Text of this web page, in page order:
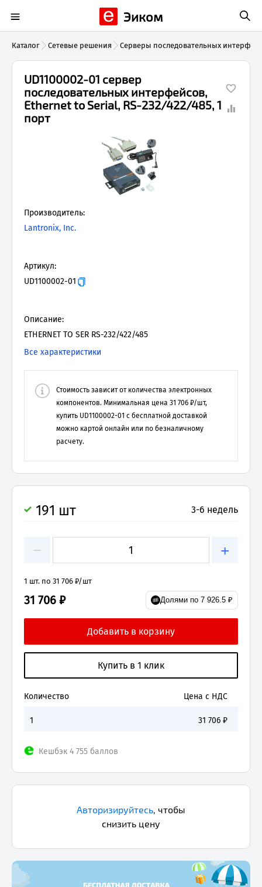
Эиком
Каталог Сетевые решения Серверы последовательных
UD1100002-01 сервер
последовательных интерфейсов,
Ethernet to Serial, RS-232/422/485, 1
порт
Производитель:
Lantronix, Inc.
Артикул:
UD1100002-01
Описание:
ETHERNET TO SER RS-232/422/485
Все характеристики
Стоимость зависит от количества электронных
компонентов. Минимальная цена 31 706 ₽/шт,
купить UD1100002-01 с бесплатной доставкой
можно картой онлайн или по безналичному
расчету.
191 шт 3-6 недель
− +
1 шт. по 31 706 ₽/шт
31 706 ₽ Долями по 7 926.5 ₽
Количество Цена с НДС
1 31 706 ₽
Кешбэк 4 755 баллов
Авторизируйтесь, чтобы
снизить цену